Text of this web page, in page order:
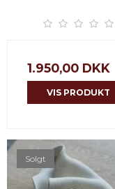
1.950,00 DKK
VIS PRODUKT
Solgt